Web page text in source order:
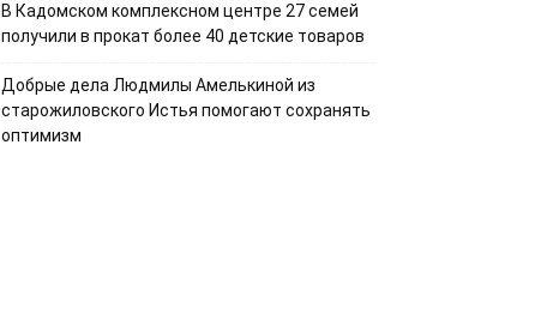
В Кадомском комплексном центре 27 семей
получили в прокат более 40 детские товаров
Добрые дела Людмилы Амелькиной из
старожиловского Истья помогают сохранять
оптимизм